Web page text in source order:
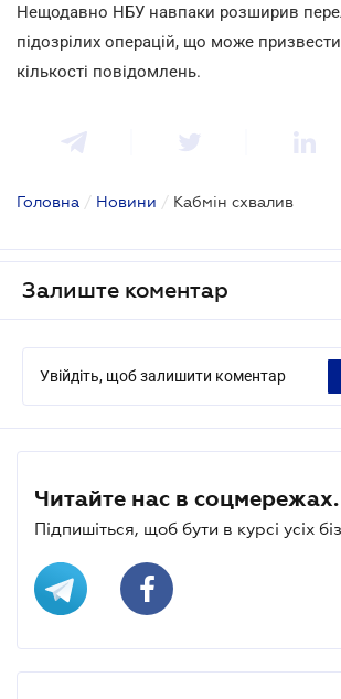
Нещодавно НБУ навпаки розширив
підозрілих операцій, що може
кількості повідомлень.
Головна / Новини / Кабмін схвалив
Залиште коментар
Увійдіть, щоб залишити коментар
Читайте нас в соцмережах.
Підпишіться, щоб бути в курсі усіх